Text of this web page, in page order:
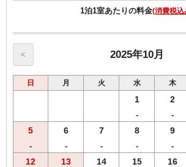
■全プラン共通サービス
・全室インターネット回線接続可能（Wi-Fi・
1泊1室あたりの料金(消費税込
< 2025年10月
日 月 火 水 木
1
-
2
-
5
-
6
-
7
-
8
-
9
-
12 13 14 15 16